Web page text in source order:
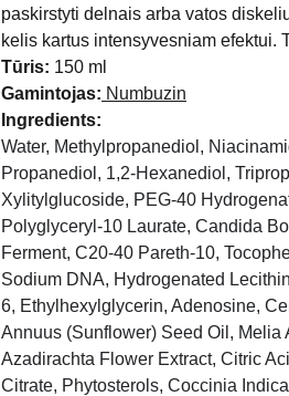
paskirstyti delnais arba vatos
kelis kartus intensyvesniam efektui.
Tūris: 150 ml
Gamintojas: Numbuzin
Ingredients:
Water, Methylpropanediol,
Propanediol, 1,2-Hexanediol,
Xylitylglucoside, PEG-40
Polyglyceryl-10 Laurate, Candida
Ferment, C20-40 Pareth-10,
Sodium DNA, Hydrogenated
6, Ethylhexylglycerin, Adenosine,
Annuus (Sunflower) Seed Oil, Melia
Azadirachta Flower Extract, Citric
Citrate, Phytosterols, Coccinia